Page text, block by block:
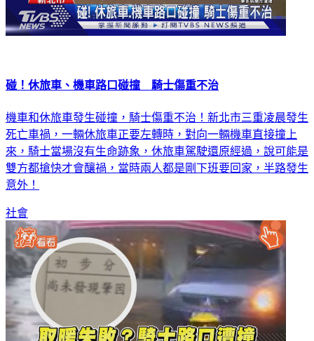
碰！休旅車、機車路口碰撞 騎士傷重不治
機車和休旅車發生碰撞，騎士傷重不治！新北市三重凌晨發生
死亡車禍，一輛休旅車正要左轉時，對向一輛機車直接撞上
來，騎士當場沒有生命跡象，休旅車駕駛還原經過，說可能是
雙方都搶快才會釀禍，當時兩人都是剛下班要回家，半路發生
意外！
社會